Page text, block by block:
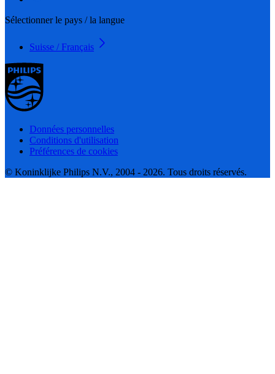
Sélectionner le pays / la langue
Suisse / Français
Données personnelles
Conditions d'utilisation
Préférences de cookies
© Koninklijke Philips N.V., 2004 - 2026. Tous droits réservés.